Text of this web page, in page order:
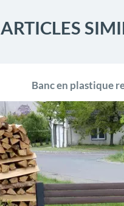
ARTICLES
Banc en plastique